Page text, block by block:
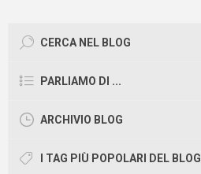
CERCA NEL BLOG
PARLIAMO DI ...
ARCHIVIO BLOG
I TAG PIÙ POPOLARI DEL BLOG